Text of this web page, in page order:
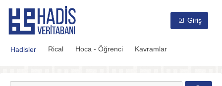
Hadis Veritabanı
Hadisler Rical Hoca - Öğrenci Kavramlar
Giriş